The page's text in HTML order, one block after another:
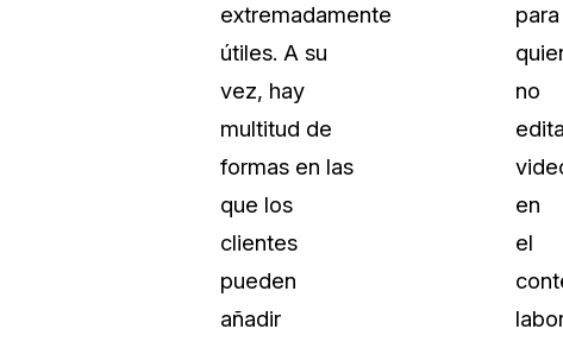
extremadamente
útiles. A su
vez, hay
multitud de
formas en las
que los
clientes
pueden
añadir
para
no
en
el